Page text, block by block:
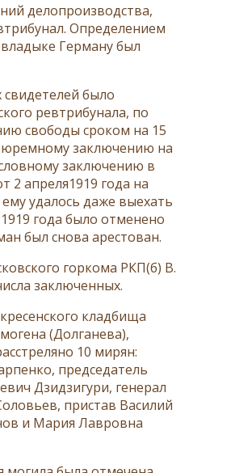
делопроизводства,
Определением
владыке Герману был
было
ревтрибунала, по
свободы сроком на 15
заключению на
заключению в
2 апреля1919 года на
удалось даже выехать
года было отменено
был снова арестован.
горкома РКП(б) В.
заключенных.
кладбища
(Долганева),
10 мирян:
председатель
Дзидзигури, генерал
пристав Василий
и Мария Лавровна